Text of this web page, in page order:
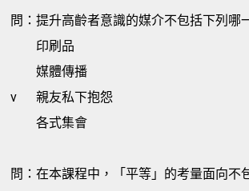
問：提升高齡者意識的媒介不包括下列哪
印刷品
媒體傳播
v
親友私下抱怨
各式集會
問：在本課程中，「平等」的考量面向不